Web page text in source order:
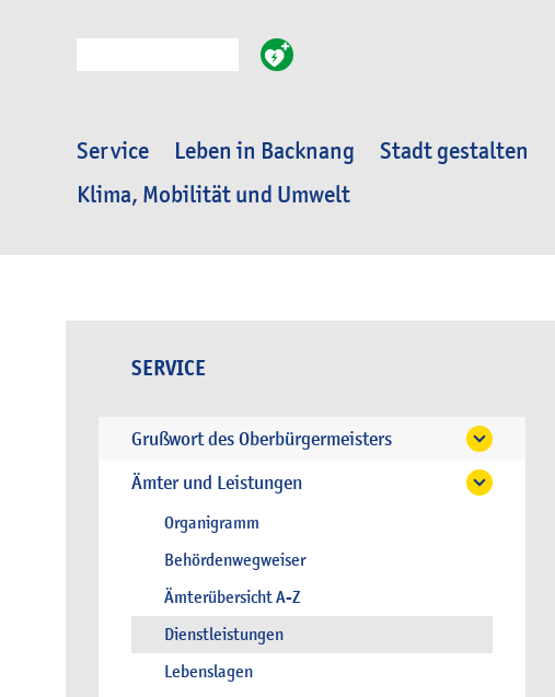
Service Leben in Backnang Stadt gestalten
Klima, Mobilität und Umwelt
SERVICE
Grußwort des Oberbürgermeisters
Ämter und Leistungen
Organigramm
Behördenwegweiser
Ämterübersicht A-Z
Dienstleistungen
Lebenslagen